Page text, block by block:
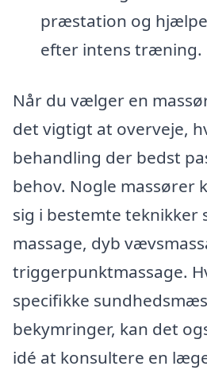
præstation og
efter intens træning.
Når du vælger en
det vigtigt at overveje,
behandling der bedst
behov. Nogle massører
sig i bestemte teknikker
massage, dyb
triggerpunktmassage.
specifikke
bekymringer, kan det
idé at konsultere en